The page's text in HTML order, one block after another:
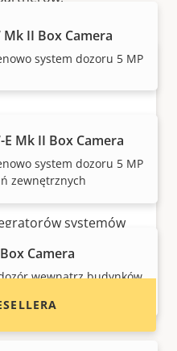
Mk II Box Camera
system dozoru 5 MP
E Mk II Box Camera
system dozoru 5 MP
zewnętrznych
Camera
wewnątrz budynków
Axis?
systemów